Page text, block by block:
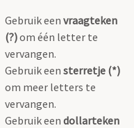
Gebruik een vraagteken
(?)om één letter te
vervangen.
Gebruik een sterretje (*)
om meer letters te
vervangen.
Gebruik een dollarteken